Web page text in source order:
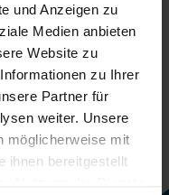
und Anzeigen zu
Medien anbieten
Website zu
zu Ihrer
Partner für
weiter. Unsere
möglicherweise mit
ihnen bereitgestellt